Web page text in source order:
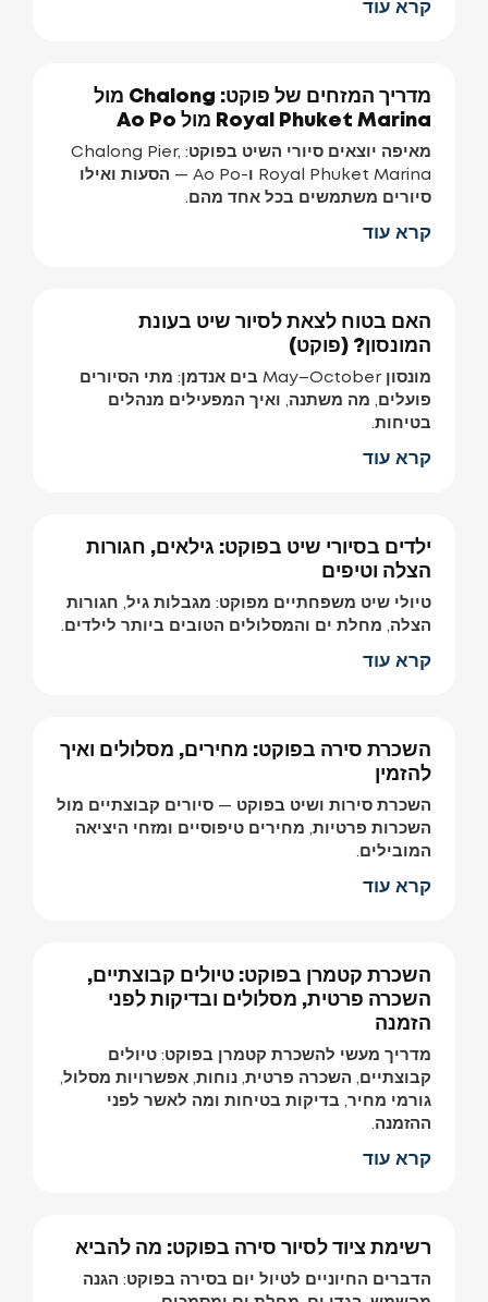
קרא עוד
מדריך המזחים של פוקט: Chalong מול
Royal Phuket Marina מול Ao Po
מאיפה יוצאים סיורי השיט בפוקט: Chalong Pier,
Royal Phuket Marina ו-Ao Po — הסעות ואילו
סיורים משתמשים בכל אחד מהם.
קרא עוד
האם בטוח לצאת לסיור שיט בעונת
המונסון? (פוקט)
מונסון May–October בים אנדמן: מתי הסיורים
פועלים, מה משתנה, ואיך המפעילים מנהלים
בטיחות.
קרא עוד
ילדים בסיורי שיט בפוקט: גילאים, חגורות
הצלה וטיפים
טיולי שיט משפחתיים מפוקט: מגבלות גיל, חגורות
הצלה, מחלת ים והמסלולים הטובים ביותר לילדים.
קרא עוד
השכרת סירה בפוקט: מחירים, מסלולים ואיך
להזמין
השכרת סירות ושיט בפוקט — סיורים קבוצתיים מול
השכרות פרטיות, מחירים טיפוסיים ומזחי היציאה
המובילים.
קרא עוד
השכרת קטמרן בפוקט: טיולים קבוצתיים,
השכרה פרטית, מסלולים ובדיקות לפני
הזמנה
מדריך מעשי להשכרת קטמרן בפוקט: טיולים
קבוצתיים, השכרה פרטית, נוחות, אפשרויות מסלול,
גורמי מחיר, בדיקות בטיחות ומה לאשר לפני
ההזמנה.
קרא עוד
רשימת ציוד לסיור סירה בפוקט: מה להביא
הדברים החיוניים לטיול יום בסירה בפוקט: הגנה